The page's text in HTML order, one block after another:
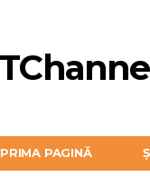
PRIMA PAGINĂ